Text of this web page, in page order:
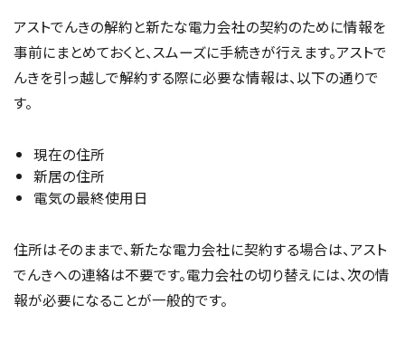
アストでんきの解約と新たな電力会社の契約のために情報を
事前にまとめておくと、スムーズに手続きが行えます。アストで
んきを引っ越しで解約する際に必要な情報は、以下の通りで
す。
現在の住所
新居の住所
電気の最終使用日
住所はそのままで、新たな電力会社に契約する場合は、アスト
でんきへの連絡は不要です。電力会社の切り替えには、次の情
報が必要になることが一般的です。